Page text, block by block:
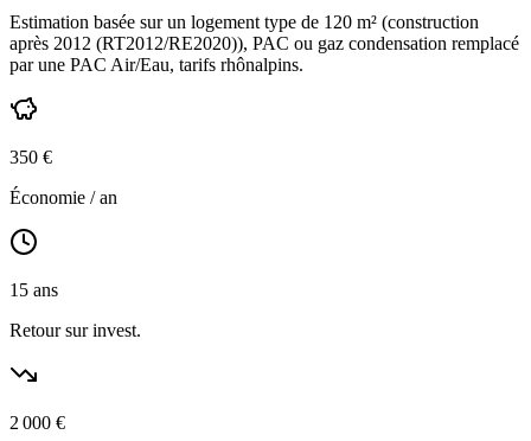
Estimation basée sur un logement type de 120 m² (construction
après 2012 (RT2012/RE2020)), PAC ou gaz condensation remplacé
par une PAC Air/Eau, tarifs rhônalpins.
350 €
Économie / an
15 ans
Retour sur invest.
2 000 €